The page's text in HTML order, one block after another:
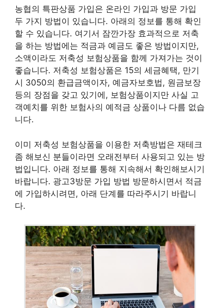
농협의 특판상품 가입은 온라인 가입과 방문 가입
두 가지 방법이 있습니다. 아래의 정보를 통해 확인
할 수 있습니다. 여기서 잠깐가장 효과적으로 저축
을 하는 방법에는 적금과 예금도 좋은 방법이지만,
소액이라도 저축성 보험상품을 함께 가져가는 것이
좋습니다. 저축성 보험상품은 15의 세금혜택, 만기
시 3050의 환급금액이자, 예금자보호법, 원금보장
등의 장점을 갖고 있기에, 보험상품이지만 사실 고
객예치를 위한 보험사의 예적금 상품이나 다름 없습
니다.
이미 저축성 보험상품을 이용한 저축방법은 재테크
좀 해보신 분들이라면 오래전부터 사용되고 있는 방
법입니다. 아래 정보를 통해 지속해서 확인해보시기
바랍니다. 광고3방문 가입 방법 방문하시면서 적금
에 가입하시려면, 아래 단계를 따라주시기 바랍니
다.